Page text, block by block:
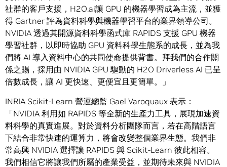
社群的客戶支援，H2O.ai讓 GPU 的機器學習成為主流，並獲
得 Gartner 評為資料科學與機器學習平台的業界領導公司。
NVIDIA 透過其開源資料科學函式庫 RAPIDS 支援 GPU 機器
學習社群，以即時協助 GPU 資料科學生態系的成長，並為我
們將 AI 導入資料中心的共同使命提供背書。拜我們的合作關
係之賜，採用由 NVIDIA GPU 驅動的 H2O Driverless AI 已呈
倍數成長，讓 AI 更快速、更便宜且更簡單。」
INRIA Scikit-Learn 營運總監 Gael Varoquaux 表示：
「NVIDIA 利用如 RAPIDS 等全新的生產力工具，展現加速資
料科學的真實進展。對於資料分析團隊而言，若在高階語言
下結合非常快速的運算力，將會改變整個業界生態。我們非
常高興 NVIDIA 選擇讓 RAPIDS 與 Scikit-Learn 彼此相容。
我們相信它將讓我們所屬的產業受益，並期待未來與 NVIDIA